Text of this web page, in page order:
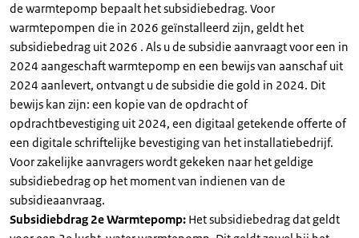
de warmtepomp bepaalt het subsidiebedrag. Voor
warmtepompen die in 2026 geïnstalleerd zijn, geldt het
subsidiebedrag uit 2026 . Als u de subsidie aanvraagt voor een in
2024 aangeschaft warmtepomp en een bewijs van aanschaf uit
2024 aanlevert, ontvangt u de subsidie die gold in 2024. Dit
bewijs kan zijn: een kopie van de opdracht of
opdrachtbevestiging uit 2024, een digitaal getekende offerte of
een digitale schriftelijke bevestiging van het installatiebedrijf.
Voor zakelijke aanvragers wordt gekeken naar het geldige
subsidiebedrag op het moment van indienen van de
subsidieaanvraag.
Subsidiebdrag 2e Warmtepomp: Het subsidiebedrag dat geldt